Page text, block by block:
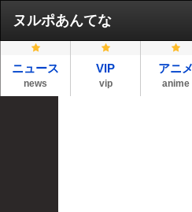
ヌルポあんてな
ニュース
news
VIP
vip
アニメ
anime